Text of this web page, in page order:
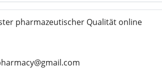
pharmazeutischer Qualität online